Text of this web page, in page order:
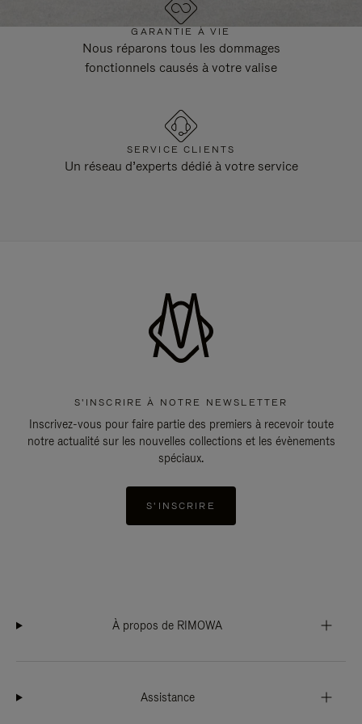
GARANTIE À VIE
Nous réparons tous les dommages
fonctionnels causés à votre valise
SERVICE CLIENTS
Un réseau d’experts dédié à votre service
S'INSCRIRE À NOTRE NEWSLETTER
Inscrivez-vous pour faire partie des premiers à recevoir toute
notre actualité sur les nouvelles collections et les évènements
spéciaux.
S'INSCRIRE
À propos de RIMOWA
Assistance